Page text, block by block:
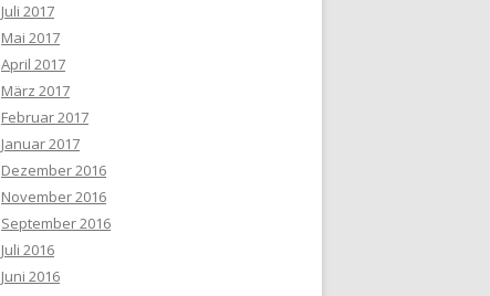
Juli 2017
Mai 2017
April 2017
März 2017
Februar 2017
Januar 2017
Dezember 2016
November 2016
September 2016
Juli 2016
Juni 2016